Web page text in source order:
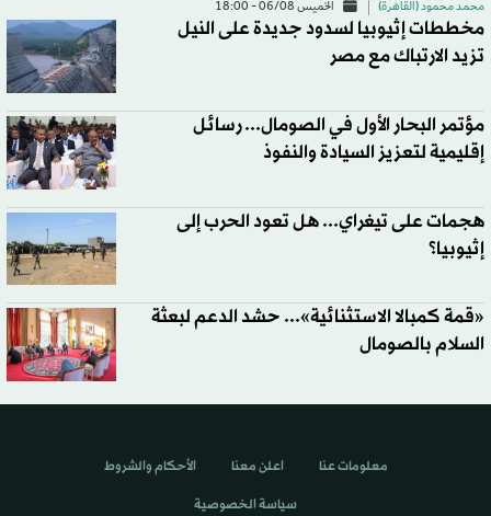
محمد محمود (القاهرة) الخميس 06/08 - 18:00
مخططات إثيوبيا لسدود جديدة على النيل
تزيد الارتباك مع مصر
مؤتمر البحار الأول في الصومال... رسائل
إقليمية لتعزيز السيادة والنفوذ
هجمات على تيغراي... هل تعود الحرب إلى
إثيوبيا؟
«قمة كمبالا الاستثنائية»... حشد الدعم لبعثة
السلام بالصومال
معلومات عنا اعلن معنا الأحكام والشروط
سياسة الخصوصية